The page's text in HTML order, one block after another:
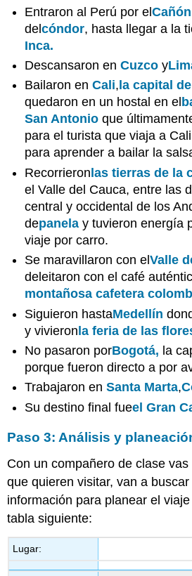
Entraron al Perú por el
delcóndor, hasta llegar a la
Inca.
Descansaron enCuzco y
Bailaron enCali, la capital
quedaron en un hostal en el
San Antonio que
para el turista que viaja a
para aprender a bailar la
Recorrieronlas tierras de la
el Valle del Cauca, entre las
central y occidental de los
depanela y tuvieron energía
viaje por carro.
Se maravillaron con elValle
deleitaron con el café
montañosa cafetera
Siguieron hastaMedellín
y vivieronla feria de las
No pasaron porBogotá, la
porque fueron directo a por
Trabajaron enSanta Marta,
Su destino final fueel Gran
Paso 3: Análisis y
Con un compañero de clase
que quieren visitar, van a
información para planear el
tabla siguiente:
Lugar: